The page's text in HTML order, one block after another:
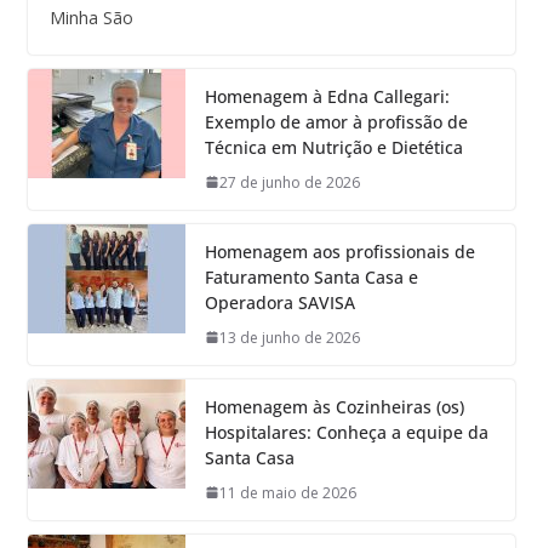
Minha São
Homenagem à Edna Callegari:
Exemplo de amor à profissão de
Técnica em Nutrição e Dietética
27 de junho de 2026
Homenagem aos profissionais de
Faturamento Santa Casa e
Operadora SAVISA
13 de junho de 2026
Homenagem às Cozinheiras (os)
Hospitalares: Conheça a equipe da
Santa Casa
11 de maio de 2026